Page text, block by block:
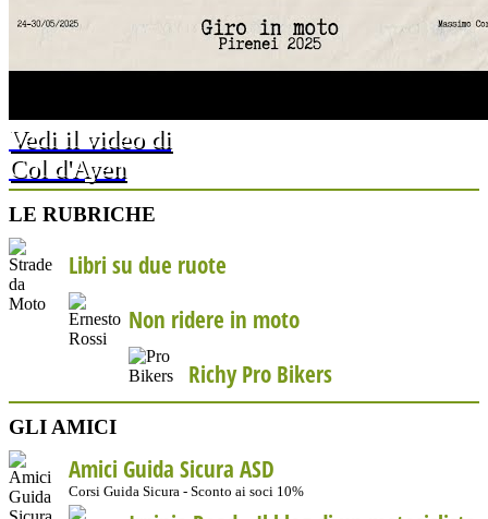
Vedi il video di
Col d'Ayen
LE RUBRICHE
Libri su due ruote
Non ridere in moto
Richy Pro Bikers
GLI AMICI
Amici Guida Sicura ASD
Corsi Guida Sicura - Sconto ai soci 10%